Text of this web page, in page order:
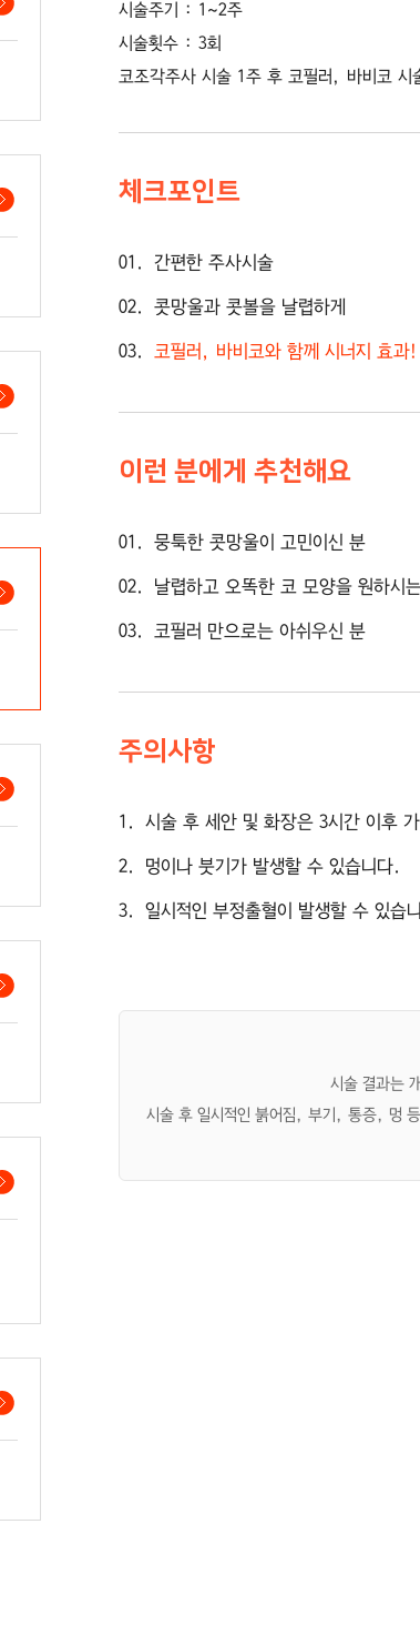
시술주기 : 1~2주
시술횟수 : 3회
코조각주사 시술 1주 후 코필러, 바비코 시
체크포인트
01 간편한 주사시술
02 콧망울과 콧볼을 날렵하게
03 코필러, 바비코와 함께 시너지 효과!
이런 분에게 추천해요
01 뭉툭한 콧망울이 고민이신 분
02 날렵하고 오똑한 코 모양을 원하시
03 코필러 만으로는 아쉬우신 분
주의사항
1 시술 후 세안 및 화장은 3시간 이후
2 멍이나 붓기가 발생할 수 있습니다.
3 일시적인 부정출혈이 발생할 수 있습
시술 결과는
시술 후 일시적인 붉어짐, 부기, 통증, 멍